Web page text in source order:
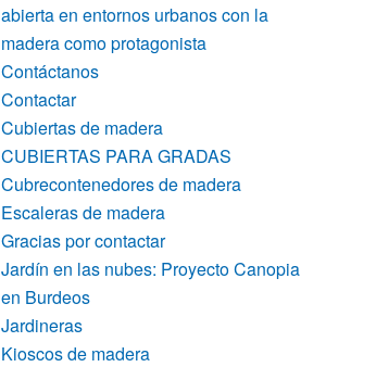
abierta en entornos urbanos con la
madera como protagonista
Contáctanos
Contactar
Cubiertas de madera
CUBIERTAS PARA GRADAS
Cubrecontenedores de madera
Escaleras de madera
Gracias por contactar
Jardín en las nubes: Proyecto Canopia
en Burdeos
Jardineras
Kioscos de madera